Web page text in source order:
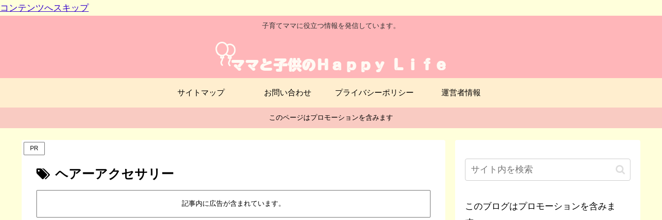
コンテンツへスキップ
子育てママに役立つ情報を発信しています。
サイトマップ お問い合わせ プライバシーポリシー 運営者情報
このページはプロモーションを含みます
PR
ヘアーアクセサリー
記事内に広告が含まれています。
このブログはプロモーションを含みま